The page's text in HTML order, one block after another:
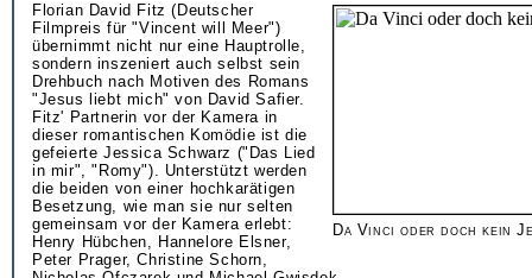
Da Vinci oder doch kein
Florian David Fitz (Deutscher
Filmpreis für "Vincent will Meer")
übernimmt nicht nur eine Hauptrolle,
sondern inszeniert auch selbst sein
Drehbuch nach Motiven des Romans
"Jesus liebt mich" von David Safier.
Fitz' Partnerin vor der Kamera in
dieser romantischen Komödie ist die
gefeierte Jessica Schwarz ("Das Lied
in mir", "Romy"). Unterstützt werden
die beiden von einer hochkarätigen
Besetzung, wie man sie nur selten
gemeinsam vor der Kamera erlebt:
Henry Hübchen, Hannelore Elsner,
Peter Prager, Christine Schorn,